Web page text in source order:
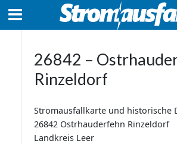
26842 –
Rinzeldorf
Stromausfallkarte und historische
26842 Ostrhauderfehn Rinzeldorf
Landkreis Leer